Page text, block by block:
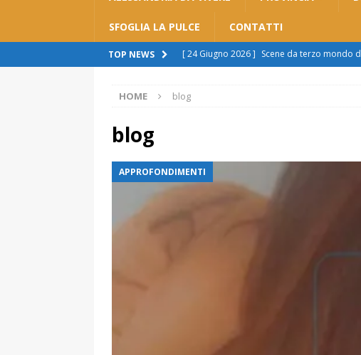
SFOGLIA LA PULCE CONTATTI
TOP NEWS [ 24 Giugno 2026 ] Scene da terzo mondo
[ 11 Giugno 2026 ]
cittadini: “Imposizione, pronti a raccolta
Polemica sul
HOME blog
blog
APPROFONDIMENTI